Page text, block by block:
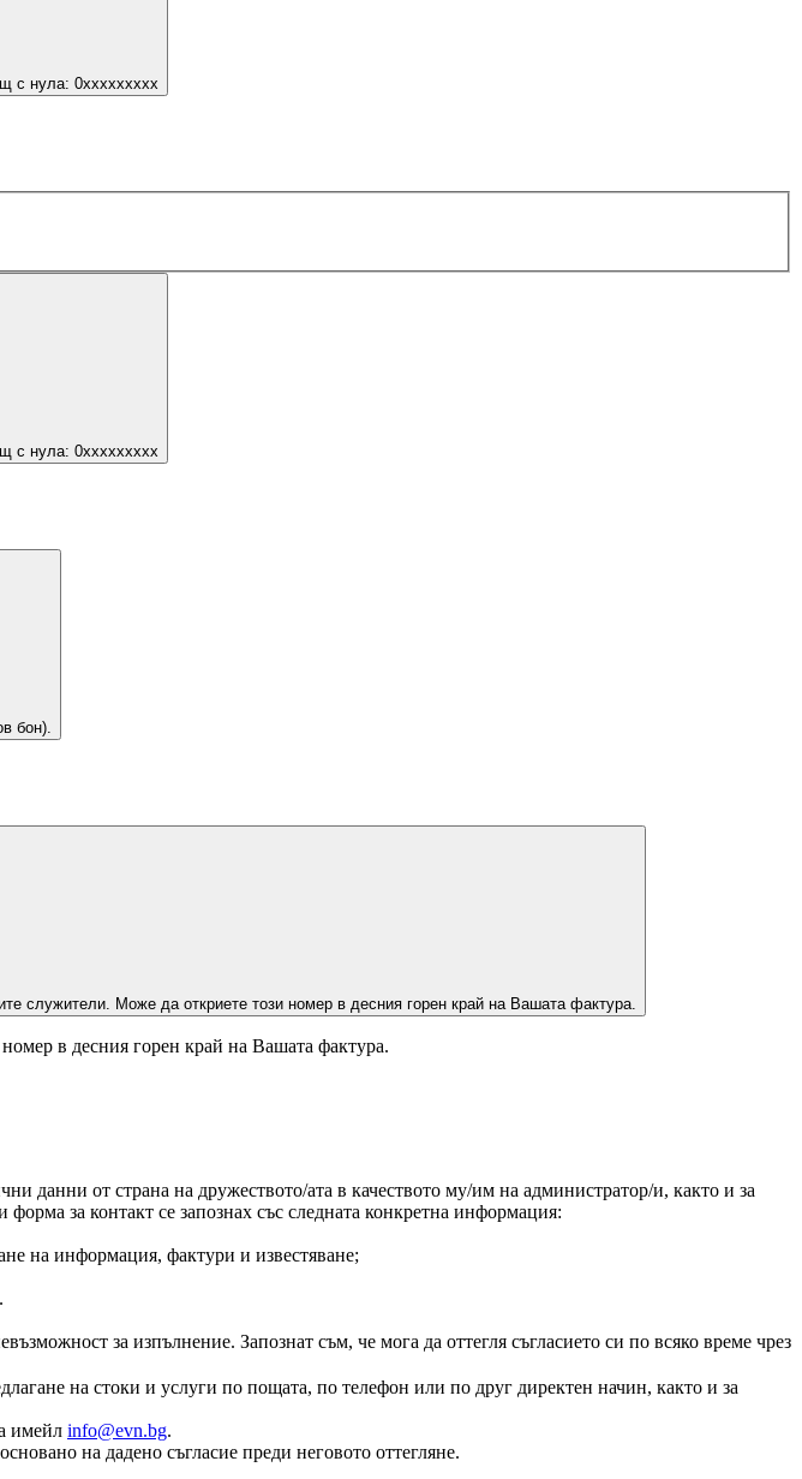
с нула: 0ххххххххх
с нула: 0ххххххххх
бон).
служители. Може да откриете този номер в десния горен край на Вашата фактура.
в десния горен край на Вашата фактура.
данни от страна на дружеството/ата в качеството му/им на администратор/и, както и за
форма за контакт се запознах със следната конкретна информация:
на информация, фактури и известяване;
за изпълнение. Запознат съм, че мога да оттегля съгласието си по всяко време чрез
на стоки и услуги по пощата, по телефон или по друг директен начин, както и за
имейл info@evn.bg.
на дадено съгласие преди неговото оттегляне.